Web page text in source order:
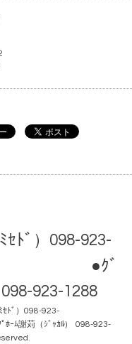
ｾﾄﾞ）098-923-
ｸﾞ
923-1288
ｾﾄﾞ）098-923-
ﾞｬｶﾙ) 098-923-